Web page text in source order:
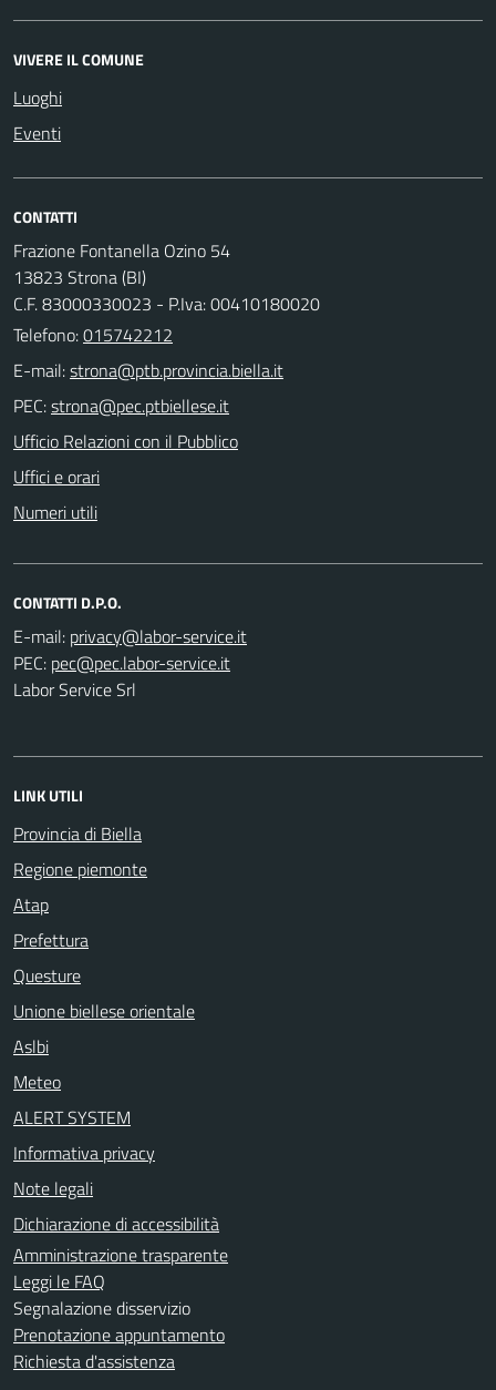
VIVERE IL COMUNE
Luoghi
Eventi
CONTATTI
Frazione Fontanella Ozino 54
13823 Strona (BI)
C.F. 83000330023 - P.Iva: 00410180020
Telefono:015742212
E-mail:
PEC:
Ufficio Relazioni con il Pubblico
Uffici e orari
Numeri utili
CONTATTI D.P.O.
E-mail:
PEC:
Labor Service Srl
LINK UTILI
Provincia di Biella
Regione piemonte
Atap
Prefettura
Questure
Unione biellese orientale
Aslbi
Meteo
ALERT SYSTEM
Informativa privacy
Note legali
Dichiarazione di accessibilità
Amministrazione trasparente
Leggi le FAQ
Segnalazione disservizio
Prenotazione appuntamento
Richiesta d'assistenza